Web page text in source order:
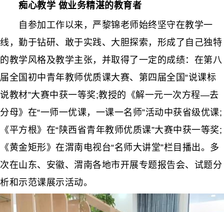
痴心教学 做业务精湛的教育者
自参加工作以来，严黎锦老师始终坚守在教学一
线，勤于钻研、敢于实践、大胆探索，形成了自己独特
的教学风格及教学主张，并取得了一定的成绩：在第八
届全国初中青年教师优质课大赛、第四届全国“说课标
说教材”大赛中获一等奖;教授的《解一元一次方程—去
分母》在“一师一优课，一课一名师”活动中获省级优课;
《平方根》在“陕西省青年教师优质课”大赛中获一等奖;
《黄金矩形》在渭南电视台“名师大讲堂”栏目播出。多
次在山东、安徽、渭南各地市开展专题报告会、试题分
析和示范课展示活动。